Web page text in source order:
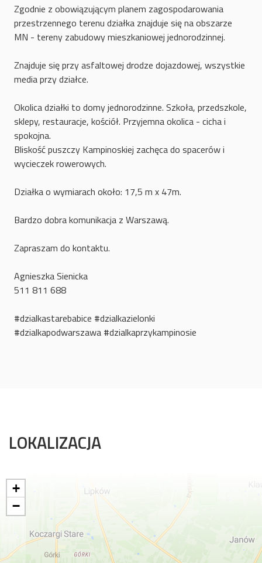
Zgodnie z obowiązującym planem zagospodarowania
przestrzennego terenu działka znajduje się na obszarze
MN - tereny zabudowy mieszkaniowej jednorodzinnej.
Znajduje się przy asfaltowej drodze dojazdowej, wszystkie
media przy działce.
Okolica działki to domy jednorodzinne. Szkoła, przedszkole,
sklepy, restauracje, kościół. Przyjemna okolica - cicha i
spokojna.
Bliskość puszczy Kampinoskiej zachęca do spacerów i
wycieczek rowerowych.
Działka o wymiarach około: 17,5 m x 47m.
Bardzo dobra komunikacja z Warszawą.
Zapraszam do kontaktu.
Agnieszka Sienicka
511 811 688
#dzialkastarebabice #dzialkazielonki
#dzialkapodwarszawa #dzialkaprzykampinosie
LOKALIZACJA
+
−